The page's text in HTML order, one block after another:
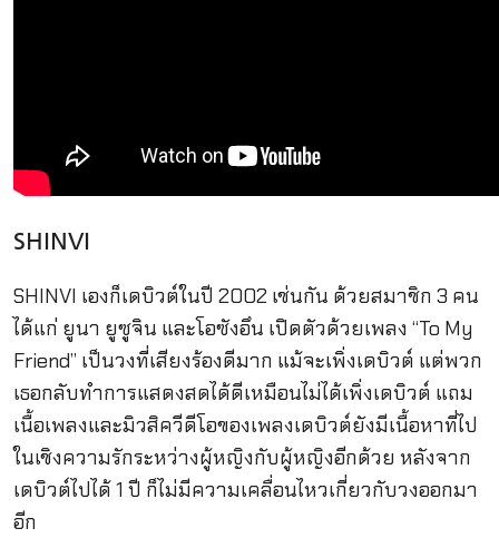
SHINVI
SHINVI เองก็เดบิวต์ในปี 2002 เช่นกัน ด้วยสมาชิก 3 คน
ได้แก่ ยูนา ยูซูจิน และโอซังอึน เปิดตัวด้วยเพลง “To My
Friend” เป็นวงที่เสียงร้องดีมาก แม้จะเพิ่งเดบิวต์ แต่พวก
เธอกลับทำการแสดงสดได้ดีเหมือนไม่ได้เพิ่งเดบิวต์ แถม
เนื้อเพลงและมิวสิควีดีโอของเพลงเดบิวต์ยังมีเนื้อหาที่ไป
ในเชิงความรักระหว่างผู้หญิงกับผู้หญิงอีกด้วย หลังจาก
เดบิวต์ไปได้ 1 ปี ก็ไม่มีความเคลื่อนไหวเกี่ยวกับวงออกมา
อีก